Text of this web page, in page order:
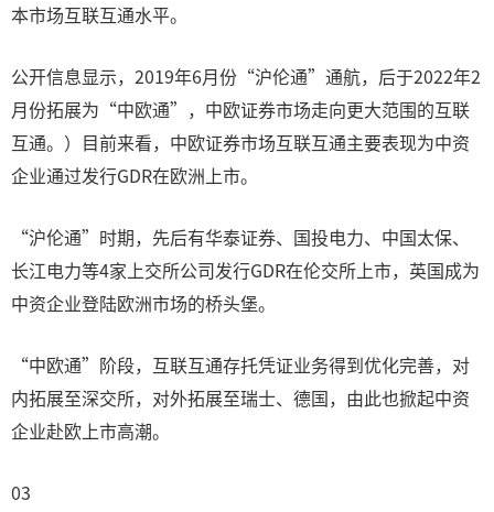
本市场互联互通水平。
公开信息显示，2019年6月份“沪伦通”通航，后于2022年2
月份拓展为“中欧通”，中欧证券市场走向更大范围的互联
互通。）目前来看，中欧证券市场互联互通主要表现为中资
企业通过发行GDR在欧洲上市。
“沪伦通”时期，先后有华泰证券、国投电力、中国太保、
长江电力等4家上交所公司发行GDR在伦交所上市，英国成为
中资企业登陆欧洲市场的桥头堡。
“中欧通”阶段，互联互通存托凭证业务得到优化完善，对
内拓展至深交所，对外拓展至瑞士、德国，由此也掀起中资
企业赴欧上市高潮。
03